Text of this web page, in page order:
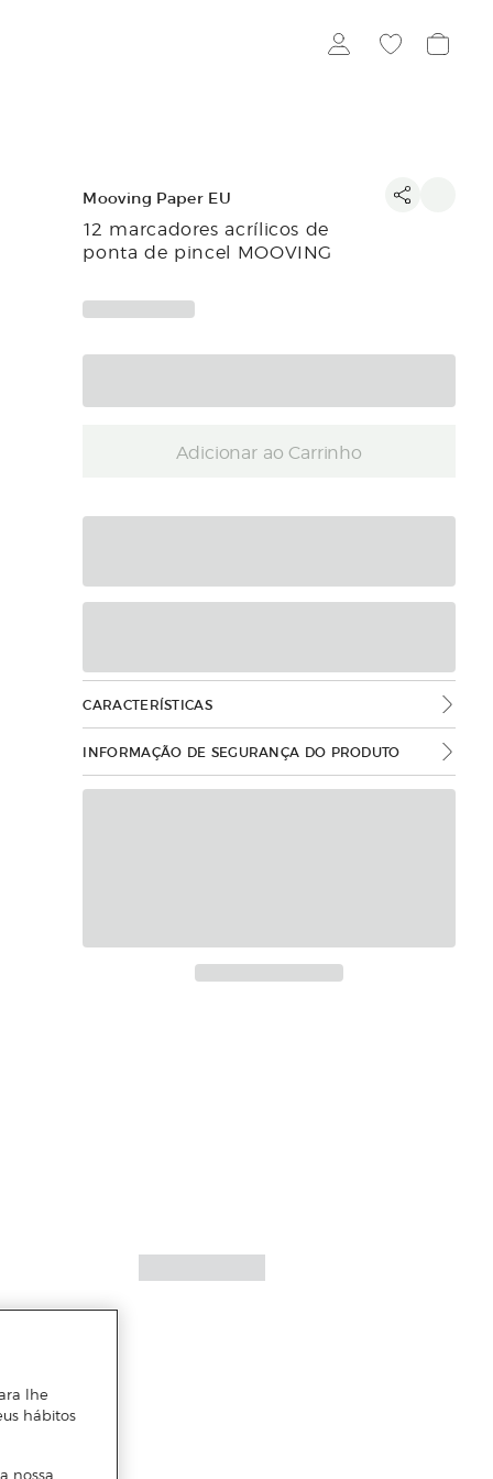
Mooving Paper EU
12 marcadores acrílicos de
ponta de pincel MOOVING
Adicionar ao Carrinho
CARACTERÍSTICAS
INFORMAÇÃO DE SEGURANÇA DO PRODUTO
lhe
hábitos
nossa